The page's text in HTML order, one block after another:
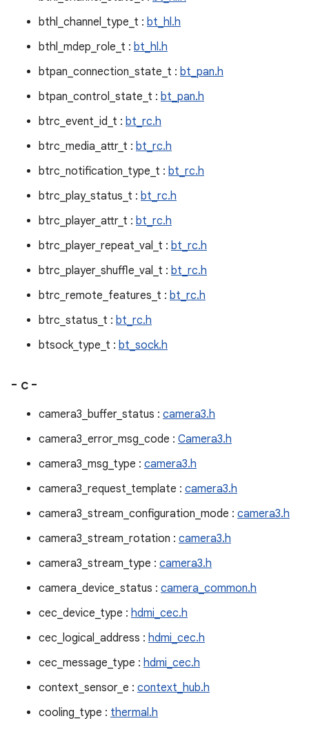
bthl_channel_type_t : bt_hl.h
bthl_mdep_role_t : bt_hl.h
btpan_connection_state_t : bt_pan.h
btpan_control_state_t : bt_pan.h
btrc_event_id_t : bt_rc.h
btrc_media_attr_t : bt_rc.h
btrc_notification_type_t : bt_rc.h
btrc_play_status_t : bt_rc.h
btrc_player_attr_t : bt_rc.h
btrc_player_repeat_val_t : bt_rc.h
btrc_player_shuffle_val_t : bt_rc.h
btrc_remote_features_t : bt_rc.h
btrc_status_t : bt_rc.h
btsock_type_t : bt_sock.h
- c -
camera3_buffer_status : camera3.h
camera3_error_msg_code : Camera3.h
camera3_msg_type : camera3.h
camera3_request_template : camera3.h
camera3_stream_configuration_mode : camera3.h
camera3_stream_rotation : camera3.h
camera3_stream_type : camera3.h
camera_device_status : camera_common.h
cec_device_type : hdmi_cec.h
cec_logical_address : hdmi_cec.h
cec_message_type : hdmi_cec.h
context_sensor_e : context_hub.h
cooling_type : thermal.h